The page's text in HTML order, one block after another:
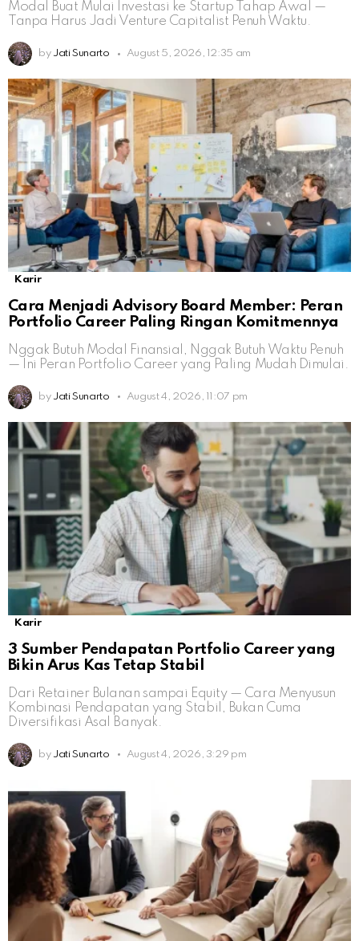
Modal Buat Mulai Investasi ke Startup Tahap Awal —
Tanpa Harus Jadi Venture Capitalist Penuh Waktu.
by Jati Sunarto August 5, 2026, 12:35 am
Karir
Cara Menjadi Advisory Board Member: Peran
Portfolio Career Paling Ringan Komitmennya
Nggak Butuh Modal Finansial, Nggak Butuh Waktu Penuh
— Ini Peran Portfolio Career yang Paling Mudah Dimulai.
by Jati Sunarto August 4, 2026, 11:07 pm
Karir
3 Sumber Pendapatan Portfolio Career yang
Bikin Arus Kas Tetap Stabil
Dari Retainer Bulanan sampai Equity — Cara Menyusun
Kombinasi Pendapatan yang Stabil, Bukan Cuma
Diversifikasi Asal Banyak.
by Jati Sunarto August 4, 2026, 3:29 pm